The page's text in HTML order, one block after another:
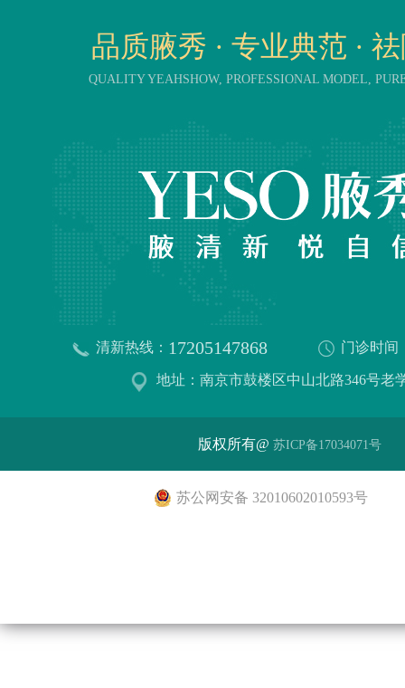
品质腋秀 · 专业典范 ·
QUALITY YEAHSHOW, PROFESSIONAL MODEL,
清新热线： 17205147868 门诊时间
地址：南京市鼓楼区中山北路346号老
版权所有@ 苏ICP备17034071号
苏公网安备 32010602010593号